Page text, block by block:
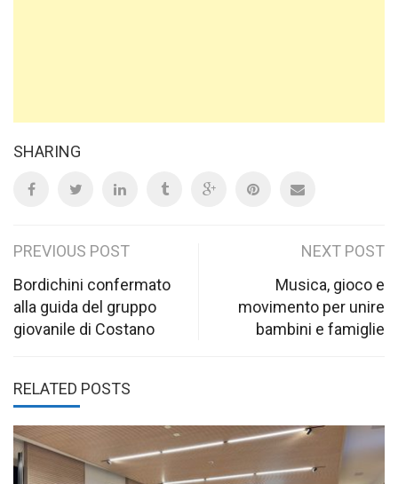
SHARING
Post
navigation
PREVIOUS POST
Bordichini confermato
alla guida del gruppo
giovanile di Costano
NEXT POST
Musica, gioco e
movimento per unire
bambini e famiglie
RELATED POSTS